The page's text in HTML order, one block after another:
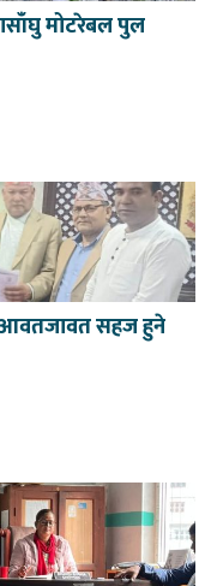
मोटरेबल पुल
आवतजावत सहज हुने